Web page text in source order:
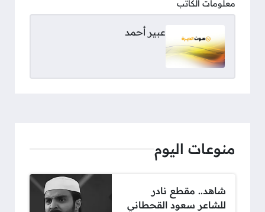
معلومات الكاتب
عبير أحمد
منوعات اليوم
شاهد.. مقطع نادر
للشاعر سعود القحطاني